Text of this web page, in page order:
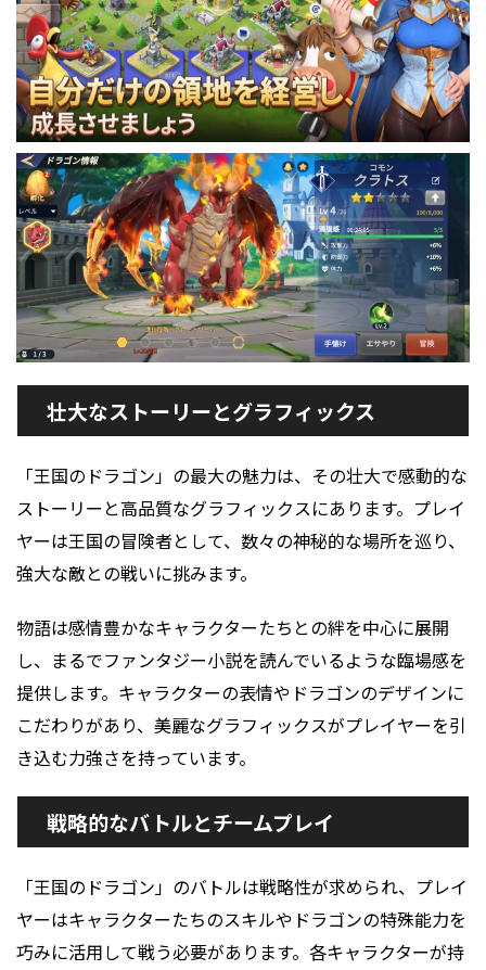
壮大なストーリーとグラフィックス
「王国のドラゴン」の最大の魅力は、その壮大で感動的な
ストーリーと高品質なグラフィックスにあります。プレイ
ヤーは王国の冒険者として、数々の神秘的な場所を巡り、
強大な敵との戦いに挑みます。
物語は感情豊かなキャラクターたちとの絆を中心に展開
し、まるでファンタジー小説を読んでいるような臨場感を
提供します。キャラクターの表情やドラゴンのデザインに
こだわりがあり、美麗なグラフィックスがプレイヤーを引
き込む力強さを持っています。
戦略的なバトルとチームプレイ
「王国のドラゴン」のバトルは戦略性が求められ、プレイ
ヤーはキャラクターたちのスキルやドラゴンの特殊能力を
巧みに活用して戦う必要があります。各キャラクターが持